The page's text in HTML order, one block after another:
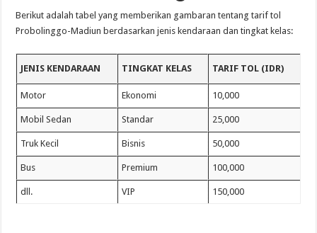
Berikut adalah tabel yang memberikan gambaran tentang tarif tol
Probolinggo-Madiun berdasarkan jenis kendaraan dan tingkat kelas:
JENIS KENDARAAN TINGKAT KELAS TARIF TOL (IDR)
Motor Ekonomi 10,000
Mobil Sedan Standar 25,000
Truk Kecil Bisnis 50,000
Bus Premium 100,000
dll. VIP 150,000